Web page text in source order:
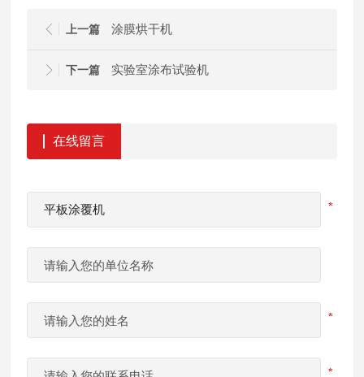
上一篇 涂膜烘干机
下一篇 实验室涂布试验机
在线留言